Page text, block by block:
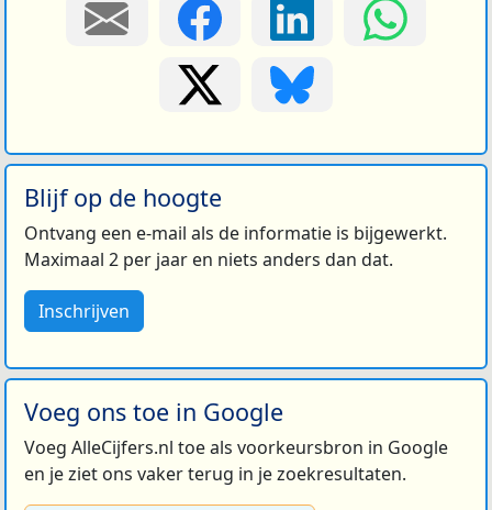
Blijf op de hoogte
Ontvang een e-mail als de informatie is bijgewerkt.
Maximaal 2 per jaar en niets anders dan dat.
Inschrijven
Voeg ons toe in Google
Voeg AlleCijfers.nl toe als voorkeursbron in Google
en je ziet ons vaker terug in je zoekresultaten.